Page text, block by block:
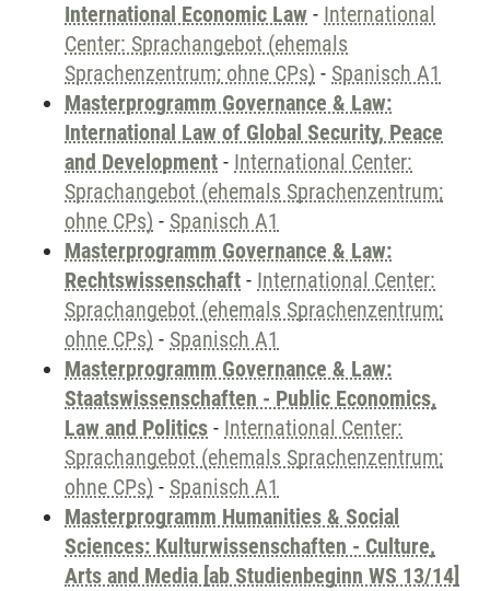
International Economic Law - International
Center: Sprachangebot (ehemals
Sprachenzentrum; ohne CPs) - Spanisch A1
Masterprogramm Governance & Law:
International Law of Global Security, Peace
and Development - International Center:
Sprachangebot (ehemals Sprachenzentrum;
ohne CPs) - Spanisch A1
Masterprogramm Governance & Law:
Rechtswissenschaft - International Center:
Sprachangebot (ehemals Sprachenzentrum;
ohne CPs) - Spanisch A1
Masterprogramm Governance & Law:
Staatswissenschaften - Public Economics,
Law and Politics - International Center:
Sprachangebot (ehemals Sprachenzentrum;
ohne CPs) - Spanisch A1
Masterprogramm Humanities & Social
Sciences: Kulturwissenschaften - Culture,
Arts and Media [ab Studienbeginn WS 13/14]